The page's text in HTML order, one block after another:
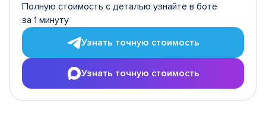
Полную стоимость с деталью узнайте в боте
за 1 минуту
Узнать точную стоимость
Узнать точную стоимость